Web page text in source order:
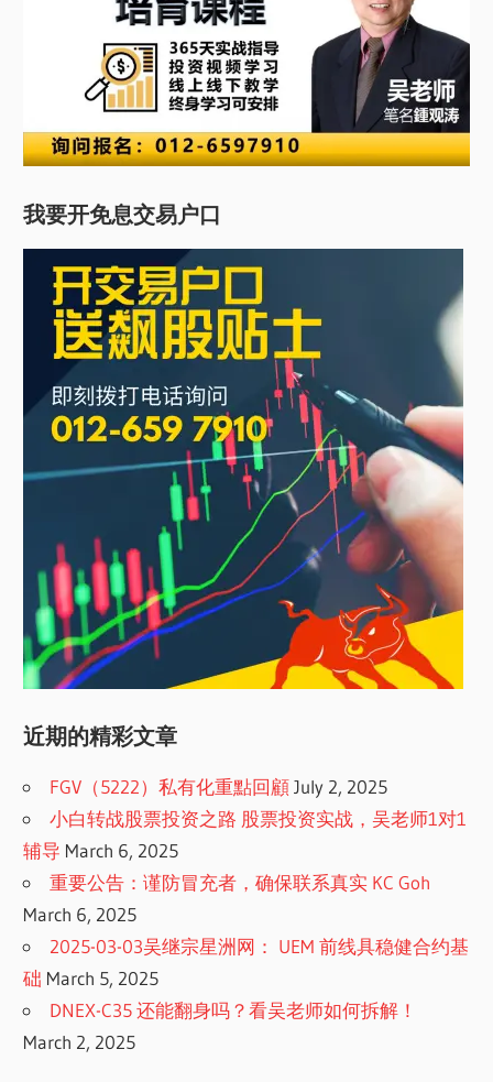
我要开免息交易户口
近期的精彩文章
FGV（5222）私有化重點回顧 July 2, 2025
小白转战股票投资之路 股票投资实战，吴老师1对1
辅导 March 6, 2025
重要公告：谨防冒充者，确保联系真实 KC Goh
March 6, 2025
2025-03-03吴继宗星洲网： UEM 前线具稳健合约基
础 March 5, 2025
DNEX-C35 还能翻身吗？看吴老师如何拆解！
March 2, 2025